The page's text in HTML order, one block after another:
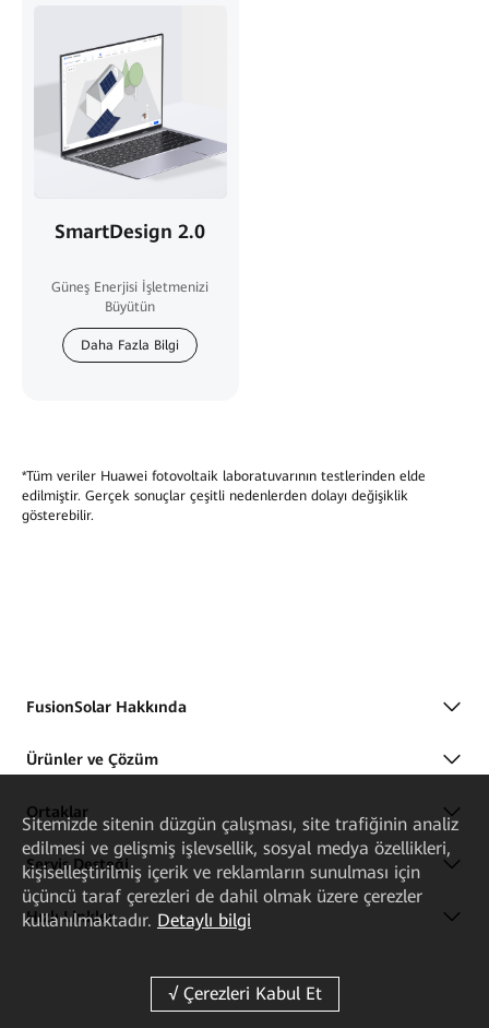
SmartDesign 2.0
Güneş Enerjisi İşletmenizi
Büyütün
Daha Fazla Bilgi
*Tüm veriler Huawei fotovoltaik laboratuvarının testlerinden elde
edilmiştir. Gerçek sonuçlar çeşitli nedenlerden dolayı değişiklik
gösterebilir.
FusionSolar Hakkında
Ürünler ve Çözüm
Ortaklar
Servis Desteği
Hızlı Linkler
Sitemizde sitenin düzgün çalışması, site trafiğinin analiz
edilmesi ve gelişmiş işlevsellik, sosyal medya özellikleri,
kişiselleştirilmiş içerik ve reklamların sunulması için
üçüncü taraf çerezleri de dahil olmak üzere çerezler
kullanılmaktadır. Detaylı bilgi